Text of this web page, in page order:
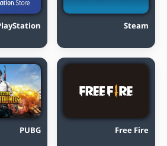
Steam
Free Fire
PUBG